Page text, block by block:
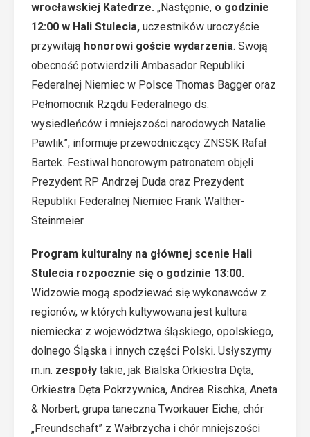
wrocławskiej Katedrze. „Następnie, o godzinie
12:00 w Hali Stulecia, uczestników uroczyście
przywitają honorowi goście wydarzenia. Swoją
obecność potwierdzili Ambasador Republiki
Federalnej Niemiec w Polsce Thomas Bagger oraz
Pełnomocnik Rządu Federalnego ds.
wysiedleńców i mniejszości narodowych Natalie
Pawlik”, informuje przewodniczący ZNSSK Rafał
Bartek. Festiwal honorowym patronatem objęli
Prezydent RP Andrzej Duda oraz Prezydent
Republiki Federalnej Niemiec Frank Walther-
Steinmeier.
Program kulturalny na głównej scenie Hali
Stulecia rozpocznie się o godzinie 13:00.
Widzowie mogą spodziewać się wykonawców z
regionów, w których kultywowana jest kultura
niemiecka: z województwa śląskiego, opolskiego,
dolnego Śląska i innych części Polski. Usłyszymy
m.in. zespoły takie, jak Bialska Orkiestra Dęta,
Orkiestra Dęta Pokrzywnica, Andrea Rischka, Aneta
& Norbert, grupa taneczna Tworkauer Eiche, chór
„Freundschaft” z Wałbrzycha i chór mniejszości